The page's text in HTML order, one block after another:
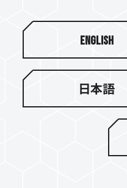
English
日本語